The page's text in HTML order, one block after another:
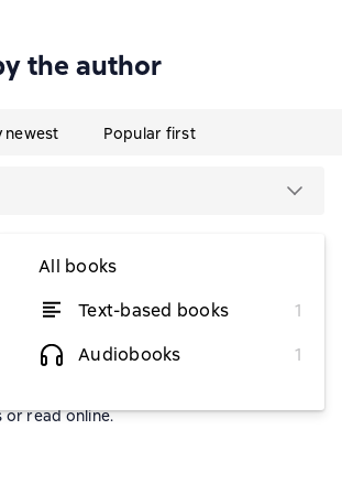
the author
newest Popular first
All books
Text-based books
1
Audiobooks
1
from $6.13
Цихилов can be downloaded in fb2, txt,
read online.